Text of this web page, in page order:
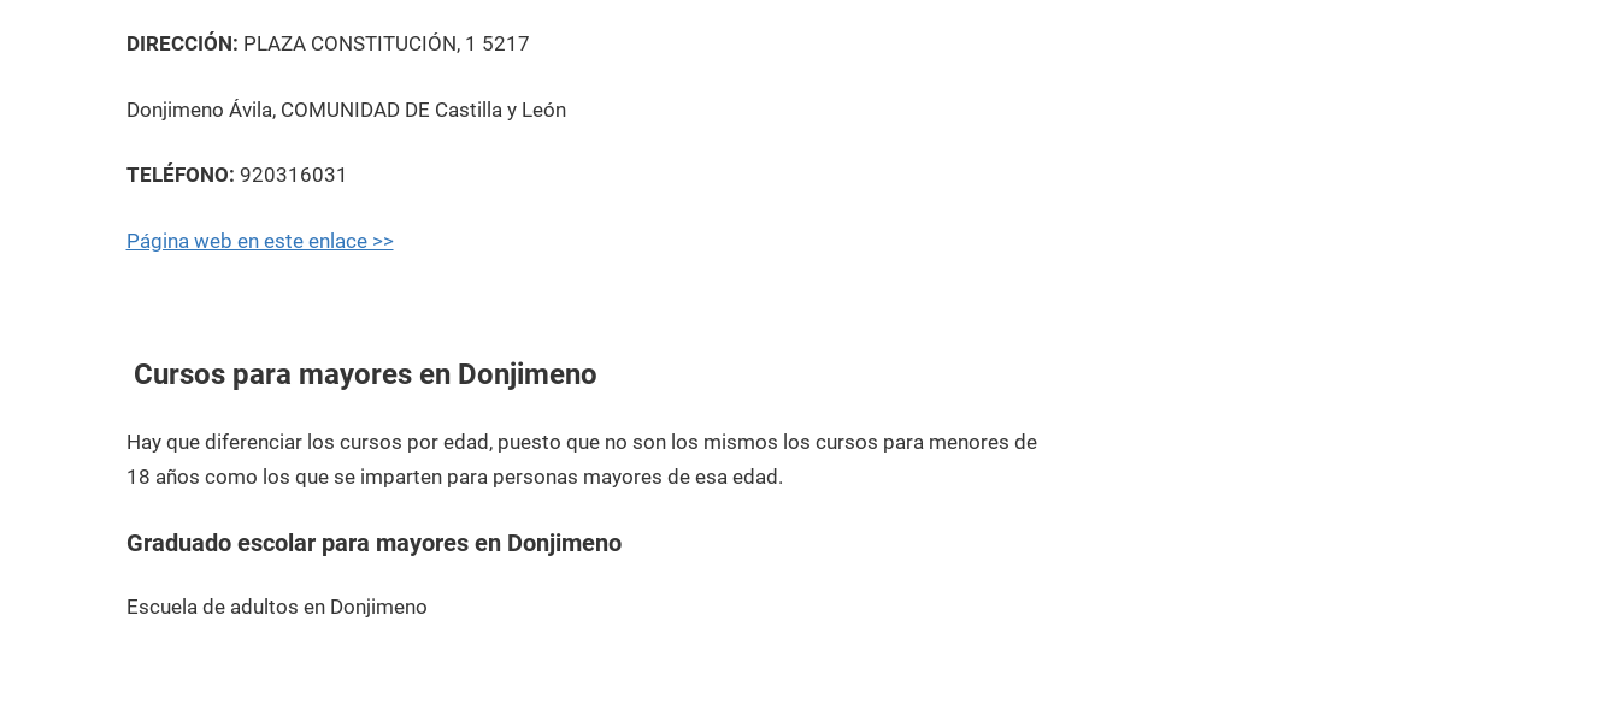
DIRECCIÓN: PLAZA CONSTITUCIÓN, 1 5217
Donjimeno Ávila, COMUNIDAD DE Castilla y León
TELÉFONO: 920316031
Página web en este enlace >>
Cursos para mayores en Donjimeno
Hay que diferenciar los cursos por edad, puesto que no son los mismos los cursos para menores de
18 años como los que se imparten para personas mayores de esa edad.
Graduado escolar para mayores en Donjimeno
Escuela de adultos en Donjimeno